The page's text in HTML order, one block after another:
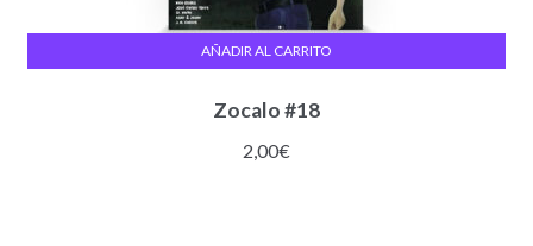
Zocalo #18
2,00€
AÑADIR AL CARRITO